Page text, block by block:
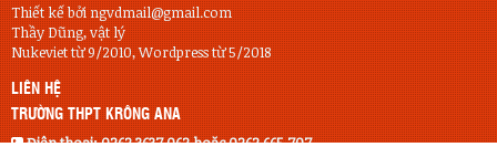
Thiết kế bởi ngvdmail@gmail.com
Thầy Dũng, vật lý
Nukeviet từ 9/2010, Wordpress từ 5/2018
LIÊN HỆ
TRƯỜNG THPT KRÔNG ANA
Điện thoại:0262.3637.062 hoặc 0262.665.707